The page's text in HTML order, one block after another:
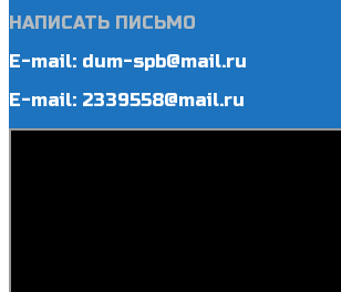
НАПИСАТЬ ПИСЬМО
E-mail: dum-spb@mail.ru
E-mail: 2339558@mail.ru